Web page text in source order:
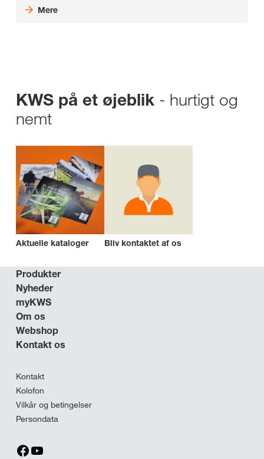
Mere
KWS på et øjeblik - hurtigt og
nemt
Aktuelle kataloger Bliv kontaktet af os
Produkter
Nyheder
myKWS
Om os
Webshop
Kontakt os
Kontakt
Kolofon
Vilkår og betingelser
Persondata